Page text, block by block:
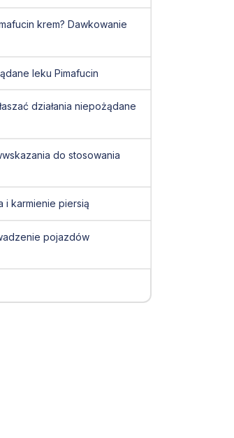
krem? Dawkowanie
leku Pimafucin
działania niepożądane
do stosowania
i karmienie piersią
pojazdów